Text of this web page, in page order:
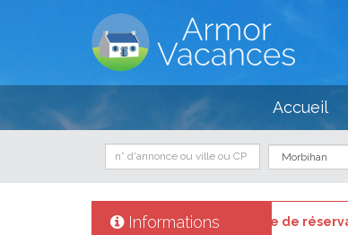
Accueil
Informations
demande de réservation reçue par SMS sur votre